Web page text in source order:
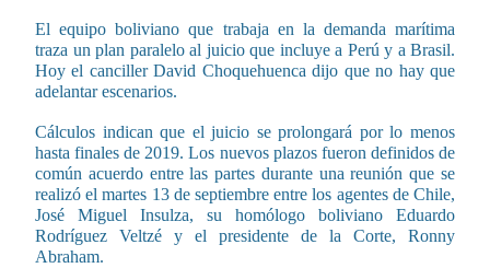
El equipo boliviano que trabaja en la demanda marítima
traza un plan paralelo al juicio que incluye a Perú y a Brasil.
Hoy el canciller David Choquehuenca dijo que no hay que
adelantar escenarios.
Cálculos indican que el juicio se prolongará por lo menos
hasta finales de 2019. Los nuevos plazos fueron definidos de
común acuerdo entre las partes durante una reunión que se
realizó el martes 13 de septiembre entre los agentes de Chile,
José Miguel Insulza, su homólogo boliviano Eduardo
Rodríguez Veltzé y el presidente de la Corte, Ronny
Abraham.